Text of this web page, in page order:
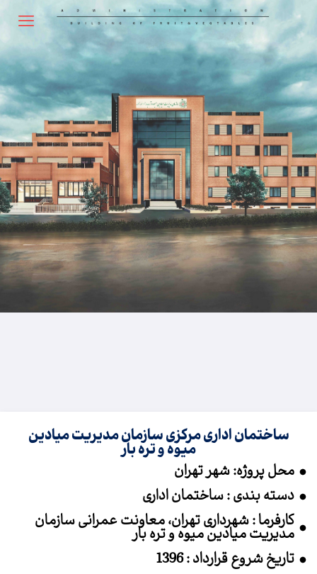
ساختمان اداری مرکزی سازمان مدیریت میادین
میوه و تره بار
محل پروژه: شهر تهران
دسته بندی : ساختمان اداری
کارفرما : شهرداری تهران، معاونت عمرانی سازمان
مدیریت میادین میوه و تره بار
تاریخ شروع قرارداد : 1396